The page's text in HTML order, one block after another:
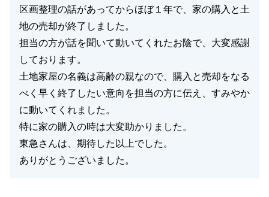
ておりますので、全員の励みになります。
お引き渡し後も、何かお困り事やご相談がございまし
たら、いつでもお気軽にご連絡下さい。
今後とも末永いお付き合いのほど、よろしくお願い申
し上げます。
閉じる
区画整理の話があってからほぼ１年で、家の購入と土
地の売却が終了しました。
担当の方が話を聞いて動いてくれたお陰で、大変感謝
しております。
土地家屋の名義は高齢の親なので、購入と売却をなる
べく早く終了したい意向を担当の方に伝え、すみやか
に動いてくれました。
特に家の購入の時は大変助かりました。
東急さんは、期待した以上でした。
ありがとうございました。